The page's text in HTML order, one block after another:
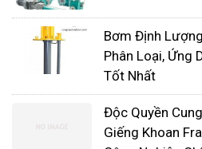
hai loại chính kim loại và phi
Bơm Định
Phân Loại, Ứng
Tốt Nhất
Độc Quyền
Giếng Khoan